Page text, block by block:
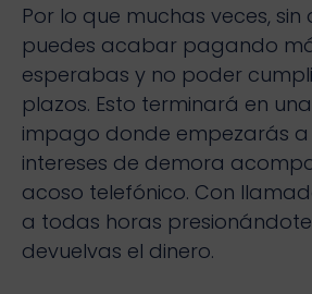
Por lo que muchas veces,
puedes acabar pagando
esperabas y no poder
plazos. Esto terminará en
impago donde empezarás
intereses de demora
acoso telefónico. Con
a todas horas
devuelvas el dinero.